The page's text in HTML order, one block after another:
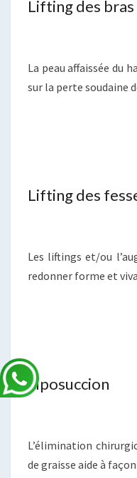
Lifting des bras
La peau affaissée du
sur la perte soudaine
Lifting des
Les liftings et/ou
redonner forme et
Liposuccion
L’élimination
de graisse aide à